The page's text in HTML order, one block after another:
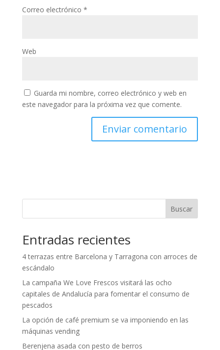
Correo electrónico *
Web
Guarda mi nombre, correo electrónico y web en
este navegador para la próxima vez que comente.
Buscar
Entradas recientes
4 terrazas entre Barcelona y Tarragona con arroces de
escándalo
La campaña We Love Frescos visitará las ocho
capitales de Andalucía para fomentar el consumo de
pescados
La opción de café premium se va imponiendo en las
máquinas vending
Berenjena asada con pesto de berros